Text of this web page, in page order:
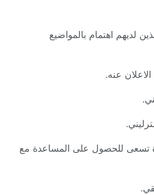
لديهم اهتمام بالمواضيع
عنه.
تسعى للحصول على المساعدة مع